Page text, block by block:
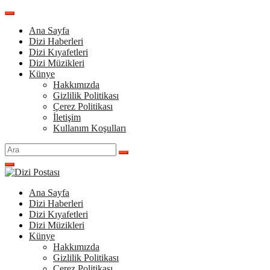
İçeriğe
Ana Sayfa
Dizi Haberleri
Dizi Kıyafetleri
Dizi Müzikleri
Künye
Hakkımızda
Gizlilik Politikası
Çerez Politikası
İletişim
Kullanım Koşulları
Arama
yap:
Ana Sayfa
Dizi Haberleri
Dizi Kıyafetleri
Dizi Müzikleri
Künye
Hakkımızda
Gizlilik Politikası